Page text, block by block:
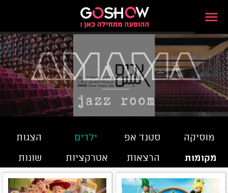
מוסיקה סטנד אפ ילדים
הצגות
הרצאות
אטרקציות שונות מקומות